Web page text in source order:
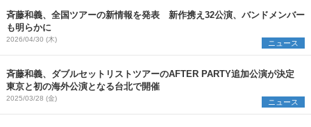
斉藤和義、全国ツアーの新情報を発表 新作携え32公演、バンドメンバー
も明らかに
2026/04/30 (木) ニュース
斉藤和義、ダブルセットリストツアーのAFTER PARTY追加公演が決定
東京と初の海外公演となる台北で開催
2025/03/28 (金) ニュース